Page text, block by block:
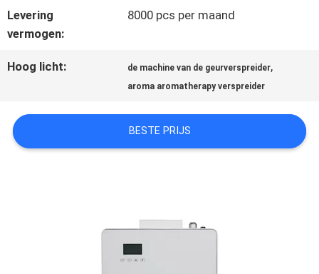
ONS
NIEUWS
VERZOEK
Levering
vermogen:
8000 pcs per maand
Hoog licht: de machine van de geurverspreider,
aroma aromatherapy verspreider
BESTE PRIJS